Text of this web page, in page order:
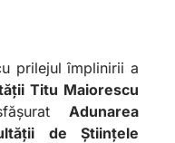
prilejul împlinirii a
Titu Maiorescu
Adunarea
de Științele